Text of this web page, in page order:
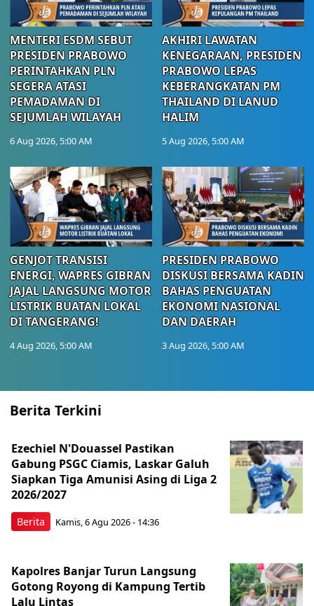
MENTERI ESDM SEBUT
PRESIDEN PRABOWO
PERINTAHKAN PLN
SEGERA ATASI
PEMADAMAN DI
SEJUMLAH WILAYAH
6 Aug 2026, 5:00 AM
AKHIRI LAWATAN
KENEGARAAN, PRESIDEN
PRABOWO LEPAS
KEBERANGKATAN PM
THAILAND DI LANUD
HALIM
5 Aug 2026, 5:00 AM
GENJOT TRANSISI
ENERGI, WAPRES GIBRAN
JAJAL LANGSUNG MOTOR
LISTRIK BUATAN LOKAL
DI TANGERANG!
4 Aug 2026, 5:00 AM
PRESIDEN PRABOWO
DISKUSI BERSAMA KADIN
BAHAS PENGUATAN
EKONOMI NASIONAL
DAN DAERAH
3 Aug 2026, 5:00 AM
Berita Terkini
Berita
Ezechiel N'Douassel Pastikan
Gabung PSGC Ciamis, Laskar Galuh
Siapkan Tiga Amunisi Asing di Liga 2
2026/2027
Kamis, 6 Agu 2026 - 14:36
Kapolres Banjar Turun Langsung
Gotong Royong di Kampung Tertib
Lalu Lintas